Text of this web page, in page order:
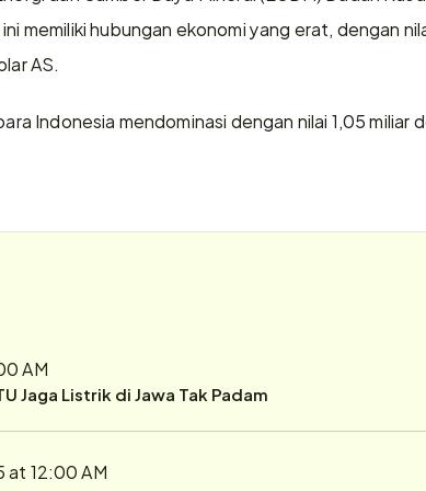
memiliki hubungan ekonomi yang erat, dengan
AS.
Indonesia mendominasi dengan nilai 1,05 miliar
AM
Jaga Listrik di Jawa Tak Padam
12:00 AM